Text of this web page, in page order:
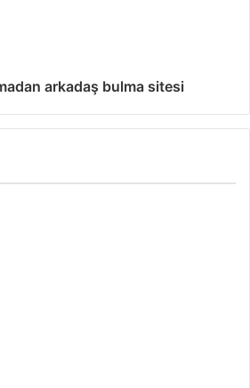
arkadaş bulma sitesi